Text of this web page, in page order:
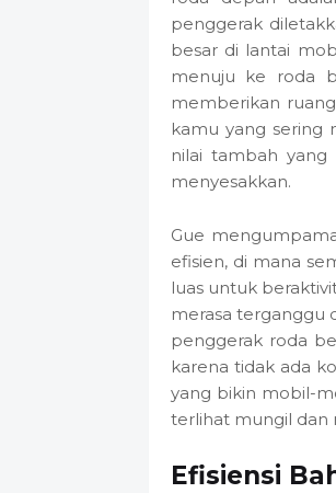
penggerak
besar di lantai
menuju ke roda
memberikan
kamu yang sering
nilai tambah
menyesakkan.
Gue
efisien, di mana
luas untuk
merasa terganggu
penggerak roda
karena tidak ada
yang bikin mobil-
terlihat mungil dan
Efisiensi